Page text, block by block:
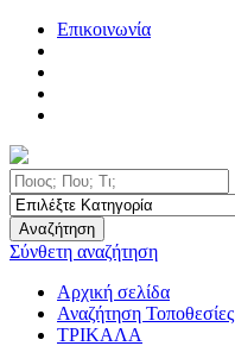
Επικοινωνία
Αναζήτηση
Σύνθετη αναζήτηση
Αρχική σελίδα
Αναζήτηση Τοποθεσίες
ΤΡΙΚΑΛΑ